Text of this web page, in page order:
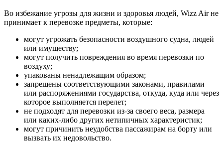
Во избежание угрозы для жизни и здоровья людей, Wizz Air не
принимает к перевозке предметы, которые:
могут угрожать безопасности воздушного судна, людей
или имуществу;
могут получить повреждения во время перевозки по
воздуху;
упакованы ненадлежащим образом;
запрещены соответствующими законами, правилами
или распоряжениями государства, откуда, куда или через
которое выполняется перелет;
не подходят для перевозки из-за своего веса, размера
или каких-либо других нетипичных характеристик;
могут причинить неудобства пассажирам на борту или
вызвать их недовольство.